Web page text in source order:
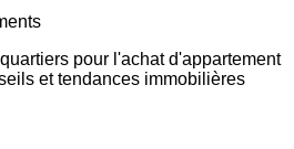
pour l'achat d'appartement
et tendances immobilières